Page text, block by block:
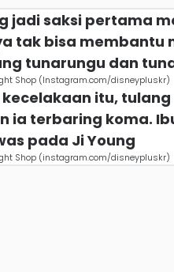
jadi saksi pertama
tak bisa membantu
tunarungu dan
Shop (Instagram.com/disneypluskr)
kecelakaan itu,
ia terbaring koma.
pada Ji Young
Shop (instagram.com/disneypluskr)